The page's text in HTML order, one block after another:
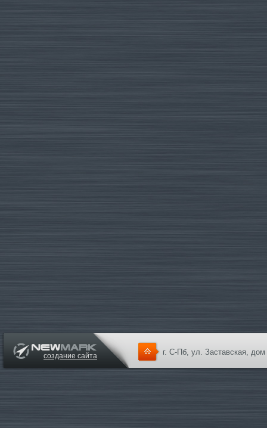
г. С-Пб, ул. Заставская, дом
создание сайта